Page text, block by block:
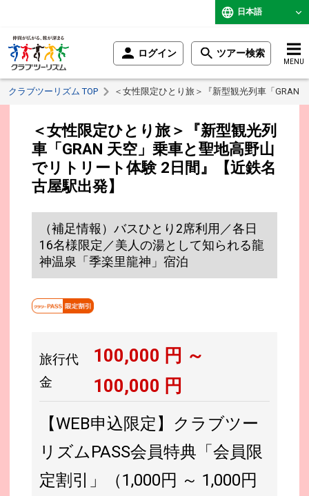
日本語
ログイン ツアー検索
MENU
クラブツーリズム TOP ＜女性限定ひとり旅＞『新型観光列車「GRAN
＜女性限定ひとり旅＞『新型観光列
車「GRAN 天空」乗車と聖地高野山
でリトリート体験 2日間』【近鉄名
古屋駅出発】
（補足情報）バスひとり2席利用／各日
16名様限定／美人の湯として知られる龍
神温泉「季楽里龍神」宿泊
旅行代
金
100,000 円 ～
100,000 円
【WEB申込限定】クラブツー
リズムPASS会員特典「会員限
定割引」（1,000円 ～ 1,000円